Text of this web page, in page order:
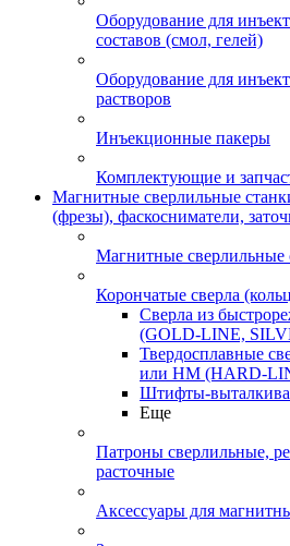
Оборудование для
составов (смол, гелей)
Оборудование для
растворов
Инъекционные пакеры
Комплектующие и
Магнитные сверлильные
(фрезы), фаскосниматели,
Магнитные сверлильные
Корончатые сверла
Сверла из
(GOLD-LINE,
Твердосплавные
или HM (HARD-
Штифты-
Еще
Патроны сверлильные,
расточные
Аксессуары для